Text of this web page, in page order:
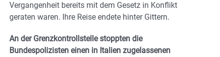
Vergangenheit bereits mit dem Gesetz in Konflikt
geraten waren. Ihre Reise endete hinter Gittern.
An der Grenzkontrollstelle stoppten die
Bundespolizisten einen in Italien zugelassenen